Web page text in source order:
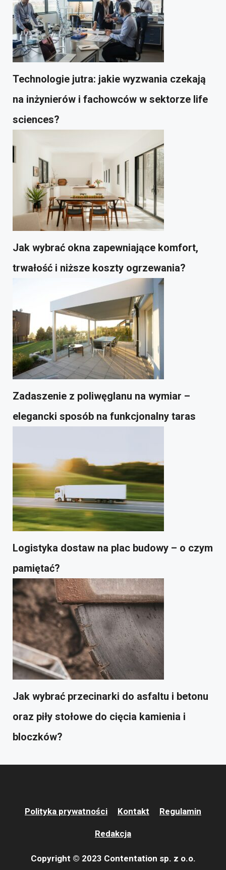
Technologie jutra: jakie wyzwania czekają
na inżynierów i fachowców w sektorze life
sciences?
Jak wybrać okna zapewniające komfort,
trwałość i niższe koszty ogrzewania?
Zadaszenie z poliwęglanu na wymiar –
elegancki sposób na funkcjonalny taras
Logistyka dostaw na plac budowy – o czym
pamiętać?
Jak wybrać przecinarki do asfaltu i betonu
oraz piły stołowe do cięcia kamienia i
bloczków?
Polityka prywatności Kontakt Regulamin
Redakcja
Copyright © 2023 Contentation sp. z o.o.